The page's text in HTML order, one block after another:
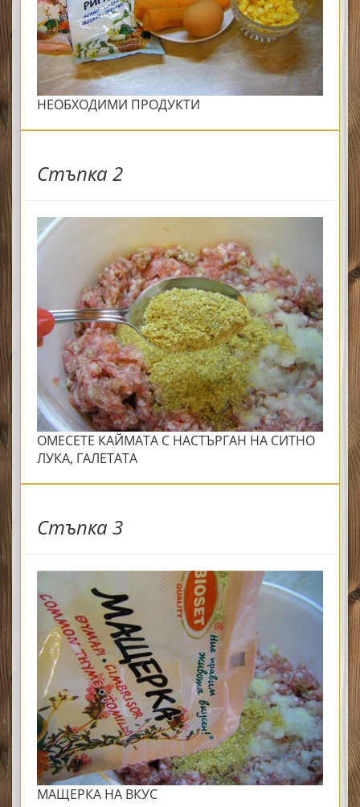
НЕОБХОДИМИ ПРОДУКТИ
Стъпка 2
ОМЕСЕТЕ КАЙМАТА С НАСТЪРГАН НА СИТНО
ЛУКА, ГАЛЕТАТА
Стъпка 3
МАЩЕРКА НА ВКУС